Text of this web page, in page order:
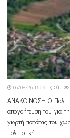
06/08/26 15:29 0
ΑΝΑΚΟΙΝΩΣΗ Ο
απογοήτευση του για
γιορτή πατάτας του
πολιτιστική...